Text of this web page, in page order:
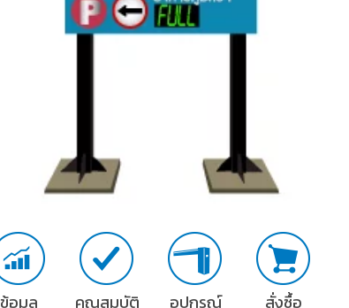
ข้อมูล
คุณสมบัติ
อุปกรณ์ สั่งซื้อ